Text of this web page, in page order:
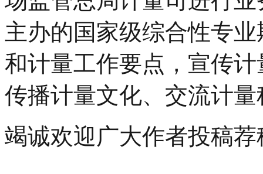
主办的国家级综合性专
和计量工作要点，宣传
传播计量文化、交流计
竭诚欢迎广大作者投稿荐